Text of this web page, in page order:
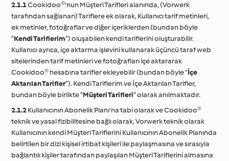
2.1.1Cookidoo®'nun Müşteri Tarifleri alanında, (Vorwerk
tarafından sağlanan) Tariflere ek olarak, Kullanıcı tarif metinleri,
ek metinler, fotoğraflar ve diğer içeriklerden (bundan böyle
“Kendi Tariflerim”) oluşabilen kendi tariflerini oluşturabilir.
Kullanıcı ayrıca, içe aktarma işlevini kullanarak üçüncü taraf web
sitelerinden tarif metinleri ve fotoğrafları içe aktararak
Cookidoo® hesabına tarifler ekleyebilir (bundan böyle “İçe
Aktarılan Tarifler”). Kendi Tariflerim ve İçe Aktarılan Tarifler,
bundan böyle birlikte “Müşteri Tarifleri“ olarak anılmaktadır.
2.1.2Kullanıcının Abonelik Planı'na tabi olarak ve Cookidoo®
teknik ve yasal fizibilitesine bağlı olarak, Vorwerk teknik olarak
Kullanıcının kendi Müşteri Tariflerini Kullanıcının Abonelik Planında
belirtilen bir dizi kişisel irtibat kişileri ile paylaşmasına ve sırasıyla
bağlantılı kişiler tarafından paylaşılan Müşteri Tariflerini almasına